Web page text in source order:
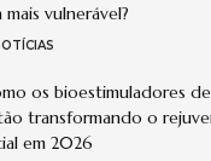
mais vulnerável?
os bioestimuladores
transformando o
em 2026